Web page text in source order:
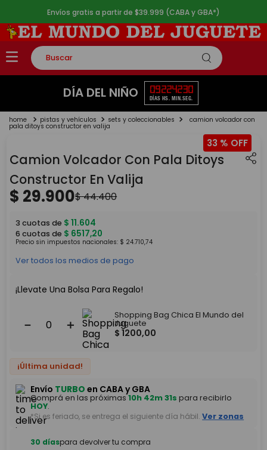
Envíos gratis a partir de $39.999 (CABA y GBA*)
Buscar
TÉRMINOS MÁS BUSCADOS
2.
lego
4.
monopatin
5. toy story
DÍA DEL NIÑO 09
DÍAS
22
HS.
42
MIN.
30
SEG.
pistas y vehículos sets y coleccionables camion volcador con
pala ditoys constructor en valija
33 %
Camion Volcador Con Pala Ditoys
Constructor En Valija
$ 29.900$44.400
3 cuotas de $ 11.604
6 cuotas de $ 6517,20
Precio sin impuestos nacionales: $ 24.710,74
Ver todos los medios de pago
¡Llevate Una Bolsa Para Regalo!
＋
－
Shopping Bag Chica El Mundo del
Juguete
$ 1200,00
¡Última unidad!
Envío TURBO en CABA y GBA
Comprá en las próximas10h 42m 31s para recibirlo
HOY.
*Si es feriado, se entrega el siguiente día hábil. Ver zonas
30 díaspara devolver tu compra